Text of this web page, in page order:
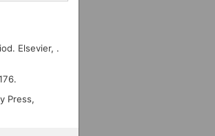
Elsevier, .
Press,